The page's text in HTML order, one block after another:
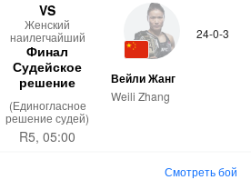
VS
Женский
наилегчайший
Финал
Судейское
решение
(Единогласное
решение судей)
R5, 05:00
Смотреть бой
24-0-3
Вейли Жанг
Weili Zhang